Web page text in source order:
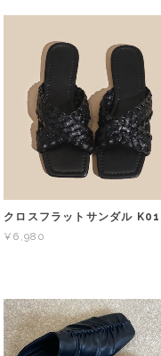
クロスフラットサンダル
¥6,980